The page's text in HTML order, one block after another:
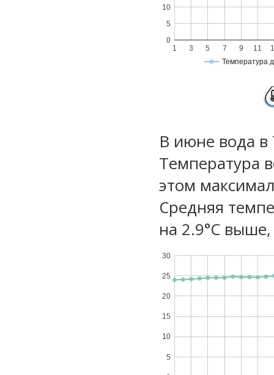
Температура
1 3 5 7 9 11
0
5
10
В июне вода в
Температура
этом
Средняя
на 2.9°C
5
10
15
20
25
30